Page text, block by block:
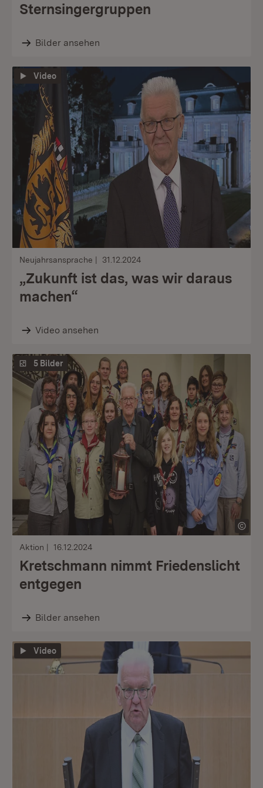
Sternsingergruppen
Bilder ansehen
Video
Neujahrsansprache 31.12.2024
„Zukunft ist das, was wir daraus
machen“
Video ansehen
5 Bilder
Aktion 16.12.2024
Kretschmann nimmt Friedenslicht
entgegen
Bilder ansehen
Video